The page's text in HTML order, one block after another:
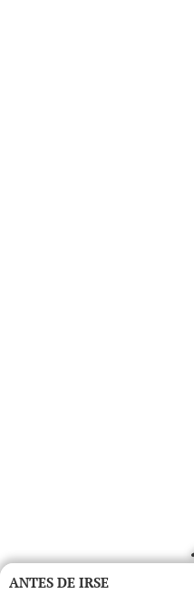
ANTES DE IRSE